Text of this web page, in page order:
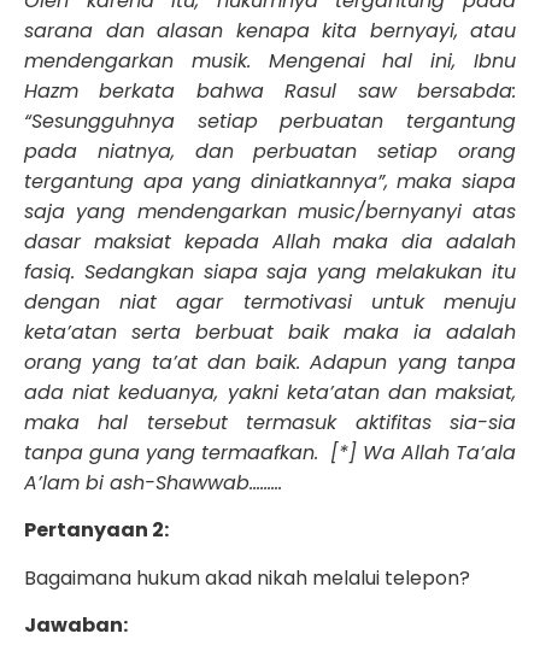
sarana dan alasan kenapa kita bernyayi, atau
mendengarkan musik. Mengenai hal ini, Ibnu
Hazm berkata bahwa Rasul saw bersabda:
“Sesungguhnya setiap perbuatan tergantung
pada niatnya, dan perbuatan setiap orang
tergantung apa yang diniatkannya”, maka siapa
saja yang mendengarkan music/bernyanyi atas
dasar maksiat kepada Allah maka dia adalah
fasiq. Sedangkan siapa saja yang melakukan itu
dengan niat agar termotivasi untuk menuju
keta’atan serta berbuat baik maka ia adalah
orang yang ta’at dan baik. Adapun yang tanpa
ada niat keduanya, yakni keta’atan dan maksiat,
maka hal tersebut termasuk aktifitas sia-sia
tanpa guna yang termaafkan. [*] Wa Allah Ta’ala
A’lam bi ash-Shawwab………
Pertanyaan 2:
Bagaimana hukum akad nikah melalui telepon?
Jawaban: